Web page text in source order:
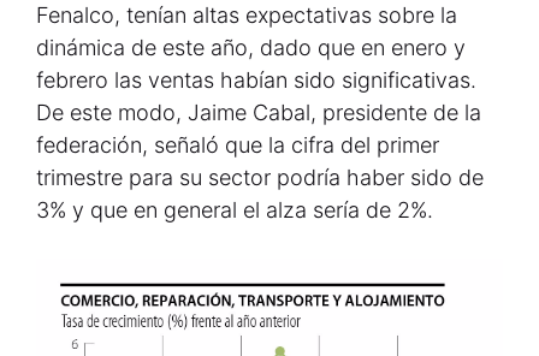
Fenalco, tenían altas expectativas sobre la
dinámica de este año, dado que en enero y
febrero las ventas habían sido significativas.
De este modo, Jaime Cabal, presidente de la
federación, señaló que la cifra del primer
trimestre para su sector podría haber sido de
3% y que en general el alza sería de 2%.